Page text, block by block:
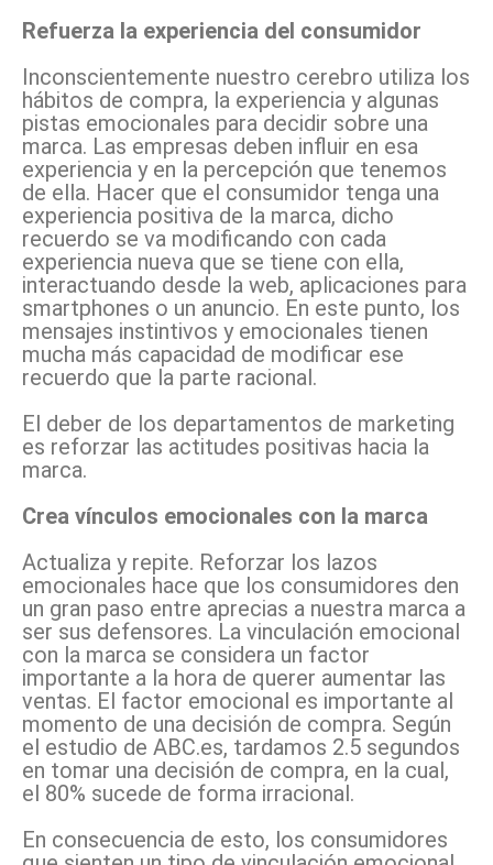
Refuerza la experiencia del consumidor
Inconscientemente nuestro cerebro utiliza los
hábitos de compra, la experiencia y algunas
pistas emocionales para decidir sobre una
marca. Las empresas deben influir en esa
experiencia y en la percepción que tenemos
de ella. Hacer que el consumidor tenga una
experiencia positiva de la marca, dicho
recuerdo se va modificando con cada
experiencia nueva que se tiene con ella,
interactuando desde la web, aplicaciones para
smartphones o un anuncio. En este punto, los
mensajes instintivos y emocionales tienen
mucha más capacidad de modificar ese
recuerdo que la parte racional.
El deber de los departamentos de marketing
es reforzar las actitudes positivas hacia la
marca.
Crea vínculos emocionales con la marca
Actualiza y repite. Reforzar los lazos
emocionales hace que los consumidores den
un gran paso entre aprecias a nuestra marca a
ser sus defensores. La vinculación emocional
con la marca se considera un factor
importante a la hora de querer aumentar las
ventas. El factor emocional es importante al
momento de una decisión de compra. Según
el estudio de ABC.es, tardamos 2.5 segundos
en tomar una decisión de compra, en la cual,
el 80% sucede de forma irracional.
En consecuencia de esto, los consumidores